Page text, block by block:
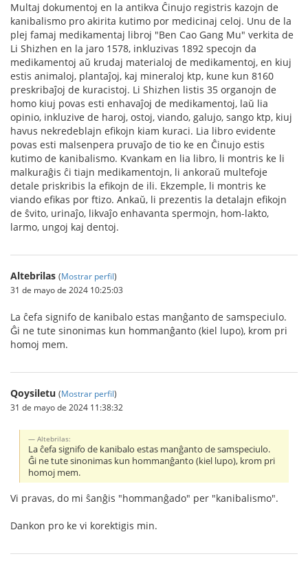
Multaj dokumentoj en la antikva Ĉinujo registris kazojn de
kanibalismo pro akirita kutimo por medicinaj celoj. Unu de la
plej famaj medikamentaj libroj "Ben Cao Gang Mu" verkita de
Li Shizhen en la jaro 1578, inkluzivas 1892 specojn da
medikamentoj aŭ krudaj materialoj de medikamentoj, en kiuj
estis animaloj, plantaĵoj, kaj mineraloj ktp, kune kun 8160
preskribaĵoj de kuracistoj. Li Shizhen listis 35 organojn de
homo kiuj povas esti enhavaĵoj de medikamentoj, laŭ lia
opinio, inkluzive de haroj, ostoj, viando, galujo, sango ktp, kiuj
havus nekredeblajn efikojn kiam kuraci. Lia libro evidente
povas esti malsenpera pruvaĵo de tio ke en Ĉinujo estis
kutimo de kanibalismo. Kvankam en lia libro, li montris ke li
malkuraĝis ĉi tiajn medikamentojn, li ankoraŭ multefoje
detale priskribis la efikojn de ili. Ekzemple, li montris ke
viando efikas por ftizo. Ankaŭ, li prezentis la detalajn efikojn
de ŝvito, urinaĵo, likvaĵo enhavanta spermojn, hom-lakto,
larmo, ungoj kaj dentoj.
Altebrilas (Mostrar perfil)
31 de mayo de 2024 10:25:03
La ĉefa signifo de kanibalo estas manĝanto de samspeciulo.
Ĝi ne tute sinonimas kun hommanĝanto (kiel lupo), krom pri
homoj mem.
Qoysiletu (Mostrar perfil)
31 de mayo de 2024 11:38:32
Altebrilas:
La ĉefa signifo de kanibalo estas manĝanto de samspeciulo.
Ĝi ne tute sinonimas kun hommanĝanto (kiel lupo), krom pri
homoj mem.
Vi pravas, do mi ŝanĝis "hommanĝado" per "kanibalismo".
Dankon pro ke vi korektigis min.